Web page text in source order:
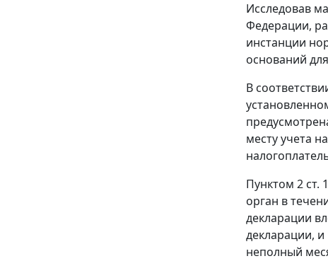
Исследовав
Федерации,
инстанции
оснований
В
месту учета
Пунктом 2 ст.
орган в
декларации
декларации,
неполный